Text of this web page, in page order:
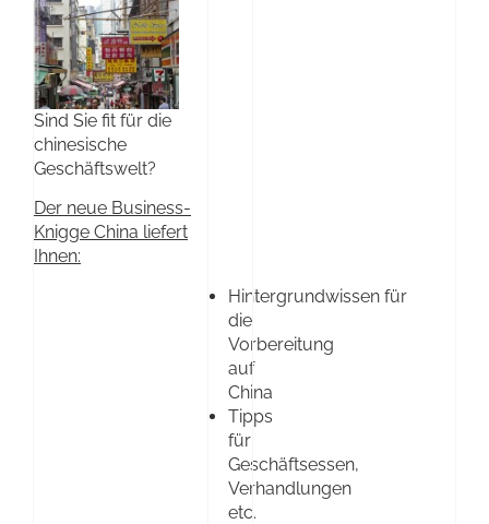
Sind Sie fit für die
chinesische
Geschäftswelt?
Der neue Business-
Knigge China liefert
Ihnen:
Hintergrundwissen für
die
Vorbereitung
auf
China
Tipps
für
Geschäftsessen,
Verhandlungen
etc.